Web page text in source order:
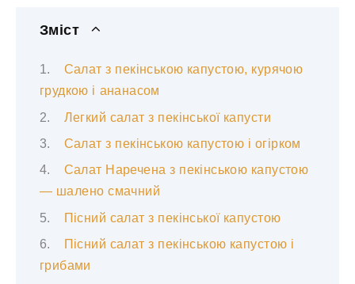
Зміст
Салат з пекінською капустою, курячою
грудкою і ананасом
Легкий салат з пекінської капусти
Салат з пекінською капустою і огірком
Салат Наречена з пекінською капустою
— шалено смачний
Пісний салат з пекінської капустою
Пісний салат з пекінською капустою і
грибами